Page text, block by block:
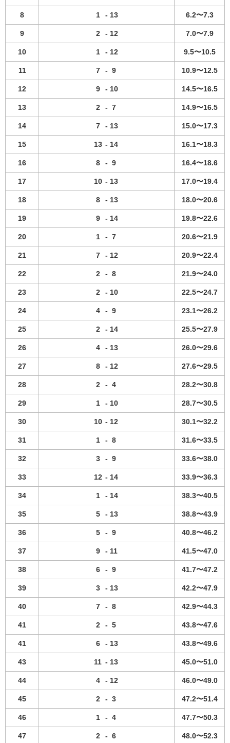
8 1 - 13 6.2〜7.3
9 2 - 12 7.0〜7.9
10 1 - 12 9.5〜10.5
11 7 - 9 10.9〜12.5
12 9 - 10 14.5〜16.5
13 2 - 7 14.9〜16.5
14 7 - 13 15.0〜17.3
15 13 - 14 16.1〜18.3
16 8 - 9 16.4〜18.6
17 10 - 13 17.0〜19.4
18 8 - 13 18.0〜20.6
19 9 - 14 19.8〜22.6
20 1 - 7 20.6〜21.9
21 7 - 12 20.9〜22.4
22 2 - 8 21.9〜24.0
23 2 - 10 22.5〜24.7
24 4 - 9 23.1〜26.2
25 2 - 14 25.5〜27.9
26 4 - 13 26.0〜29.6
27 8 - 12 27.6〜29.5
28 2 - 4 28.2〜30.8
29 1 - 10 28.7〜30.5
30 10 - 12 30.1〜32.2
31 1 - 8 31.6〜33.5
32 3 - 9 33.6〜38.0
33 12 - 14 33.9〜36.3
34 1 - 14 38.3〜40.5
35 5 - 13 38.8〜43.9
36 5 - 9 40.8〜46.2
37 9 - 11 41.5〜47.0
38 6 - 9 41.7〜47.2
39 3 - 13 42.2〜47.9
40 7 - 8 42.9〜44.3
41 2 - 5 43.8〜47.6
41 6 - 13 43.8〜49.6
43 11 - 13 45.0〜51.0
44 4 - 12 46.0〜49.0
45 2 - 3 47.2〜51.4
46 1 - 4 47.7〜50.3
47 2 - 6 48.0〜52.3